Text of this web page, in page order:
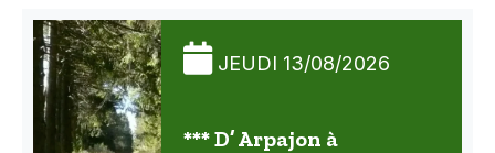
JEUDI 13/08/2026
*** D’ Arpajon à